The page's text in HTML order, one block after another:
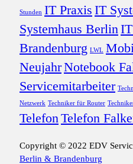
Stunden IT Praxis IT
Systemhaus Berlin
Brandenburg LWL
NeujahrNotebook
Servicemitarbeiter
Netzwerk Techniker für Router
Telefon Telefon
Copyright © 2022 EDV
Berlin & Brandenburg